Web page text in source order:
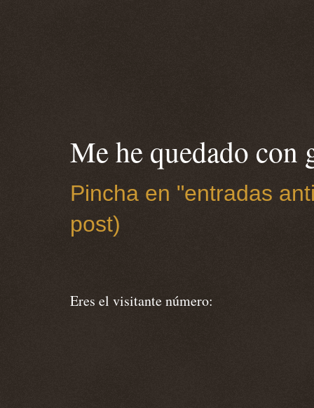
Me he quedado con
Pincha en "entradas
post)
Eres el visitante número: